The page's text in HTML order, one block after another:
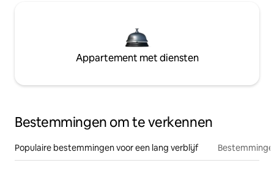
Appartement met diensten
Bestemmingen om te verkennen
Populaire bestemmingen voor een lang verblijf